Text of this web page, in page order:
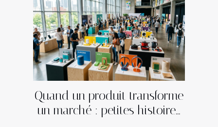
Quand un produit transforme
un marché : petites histoires